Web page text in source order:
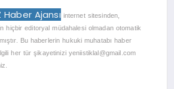
Haber Ajansı internet sitesinden,
hiçbir editoryal müdahalesi olmadan otomatik
Bu haberlerin hukuki muhatabı haber
her tür şikayetinizi yeniistiklal@gmail.com